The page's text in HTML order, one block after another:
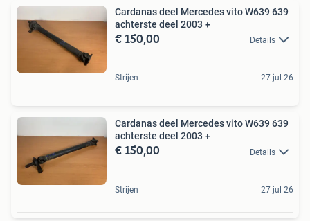
Cardanas deel Mercedes vito W639 639
achterste deel 2003 +
€ 150,00 Details
Strijen 27 jul 26
Cardanas deel Mercedes vito W639 639
achterste deel 2003 +
€ 150,00 Details
Strijen 27 jul 26